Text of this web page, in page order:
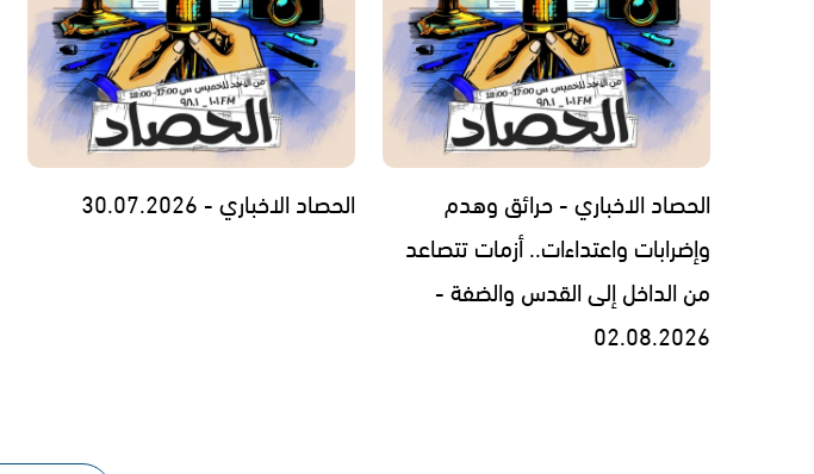
الحصاد الاخباري - حرائق وهدم
وإضرابات واعتداءات.. أزمات تتصاعد
من الداخل إلى القدس والضفة -
02.08.2026
الحصاد الاخباري - 30.07.2026